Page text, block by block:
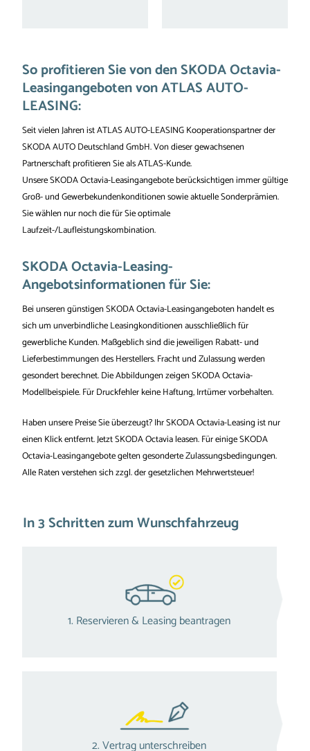
So profitieren Sie von den SKODA Octavia-
Leasingangeboten von ATLAS AUTO-
LEASING:
Seit vielen Jahren ist ATLAS AUTO-LEASING Kooperationspartner der
SKODA AUTO Deutschland GmbH. Von dieser gewachsenen
Partnerschaft profitieren Sie als ATLAS-Kunde.
Unsere SKODA Octavia-Leasingangebote berücksichtigen immer gültige
Groß- und Gewerbekundenkonditionen sowie aktuelle Sonderprämien.
Sie wählen nur noch die für Sie optimale
Laufzeit-/Laufleistungskombination.
SKODA Octavia-Leasing-
Angebotsinformationen für Sie:
Bei unseren günstigen SKODA Octavia-Leasingangeboten handelt es
sich um unverbindliche Leasingkonditionen ausschließlich für
gewerbliche Kunden. Maßgeblich sind die jeweiligen Rabatt- und
Lieferbestimmungen des Herstellers. Fracht und Zulassung werden
gesondert berechnet. Die Abbildungen zeigen SKODA Octavia-
Modellbeispiele. Für Druckfehler keine Haftung, Irrtümer vorbehalten.
Haben unsere Preise Sie überzeugt? Ihr SKODA Octavia-Leasing ist nur
einen Klick entfernt. Jetzt SKODA Octavia leasen. Für einige SKODA
Octavia-Leasingangebote gelten gesonderte Zulassungsbedingungen.
Alle Raten verstehen sich zzgl. der gesetzlichen Mehrwertsteuer!
In 3 Schritten zum Wunschfahrzeug
1. Reservieren & Leasing beantragen
2. Vertrag unterschreiben